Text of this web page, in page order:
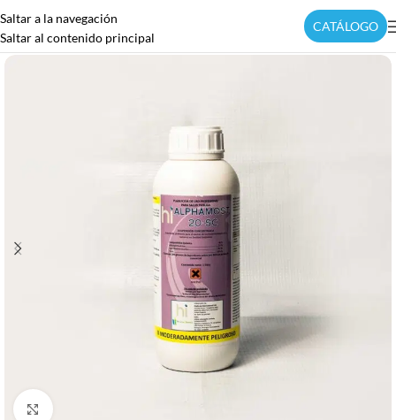
Saltar a la navegación
Saltar al contenido principal
CATÁLOGO
Haga clic para ampliar